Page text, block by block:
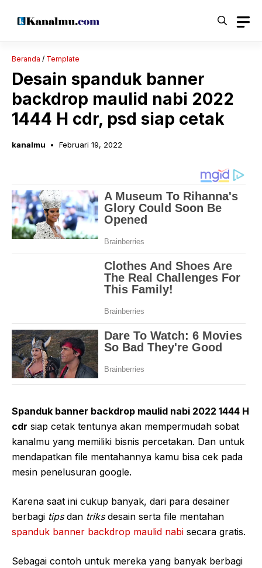
Beranda / Template
Desain spanduk banner
backdrop maulid nabi 2022
1444 H cdr, psd siap cetak
kanalmu Februari 19, 2022
Spanduk banner backdrop maulid nabi 2022 1444 H
cdr siap cetak tentunya akan mempermudah sobat
kanalmu yang memiliki bisnis percetakan. Dan untuk
mendapatkan file mentahannya kamu bisa cek pada
mesin penelusuran google.
Karena saat ini cukup banyak, dari para desainer
berbagi tipsdan triksdesain serta file mentahan
spanduk banner backdrop maulid nabi secara gratis.
Sebagai contoh untuk mereka yang banyak berbagi